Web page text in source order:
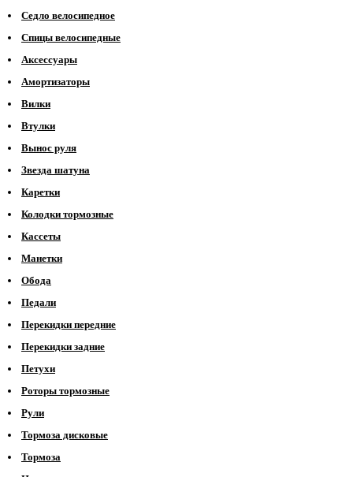
Седло велосипедное
Спицы велосипедные
Аксессуары
Амортизаторы
Вилки
Втулки
Вынос руля
Звезда шатуна
Каретки
Колодки тормозные
Кассеты
Манетки
Обода
Педали
Перекидки передние
Перекидки задние
Петухи
Роторы тормозные
Рули
Тормоза дисковые
Тормоза